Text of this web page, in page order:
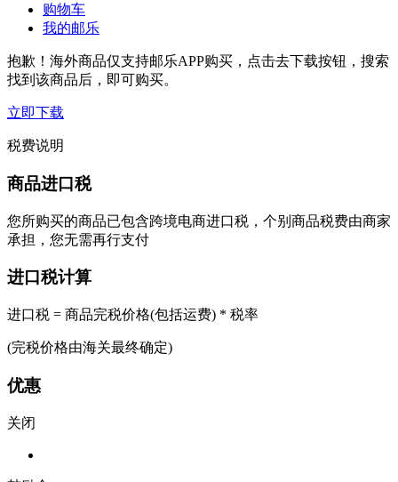
购物车
我的邮乐
抱歉！海外商品仅支持邮乐APP购买，点击去下载按钮，搜索
找到该商品后，即可购买。
立即下载
税费说明
商品进口税
您所购买的商品已包含跨境电商进口税，个别商品税费由商家
承担，您无需再行支付
进口税计算
进口税 = 商品完税价格(包括运费) * 税率
(完税价格由海关最终确定)
优惠
关闭